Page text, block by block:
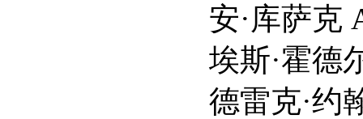
安·库萨克 Ann
埃斯·霍德尔莫
德雷克·约翰斯